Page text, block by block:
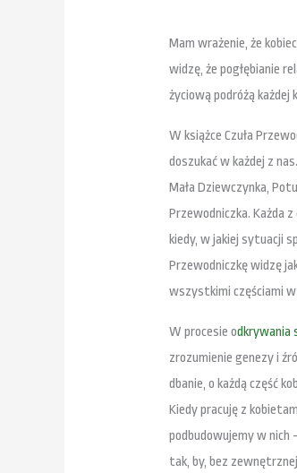
Mam wrażenie, że
widzę, że pogłębianie
życiową podróżą każdej
W książce Czuła
doszukać w każdej z nas.
Mała Dziewczynka,
Przewodniczka. Każda
kiedy, w jakiej sytuacji
Przewodniczkę widzę
wszystkimi częściami w
W procesie odkrywania
zrozumienie genezy i
dbanie, o każdą część
Kiedy pracuję z
podbudowujemy w nich
tak, by, bez zewnętrznej